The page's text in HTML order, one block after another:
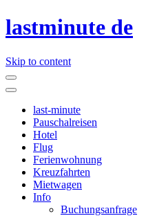
lastminute de
Skip to content
last-minute
Pauschalreisen
Hotel
Flug
Ferienwohnung
Kreuzfahrten
Mietwagen
Info
Buchungsanfrage